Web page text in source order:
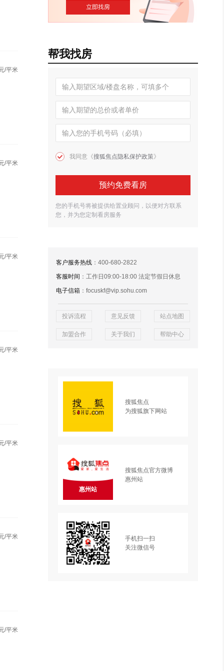
/平米
/平米
/平米
/平米
/平米
/平米
/平米
帮我找房
我同意《搜狐焦点隐私保护政策》
预约免费看房
您的手机号将被提供给置业顾问，以便对方联系
您，并为您定制看房服务
客户服务热线 ：400-680-2822
客服时间 ：工作日09:00-18:00 法定节假日休息
电子信箱 ：focuskf@vip.sohu.com
投诉流程 意见反馈 站点地图
加盟合作 关于我们 帮助中心
搜狐焦点
为搜狐旗下网站
惠州站
搜狐焦点官方微博
惠州站
手机扫一扫
关注微信号